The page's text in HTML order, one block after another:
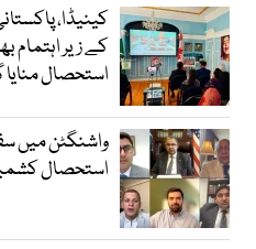
کینیڈا،
کے زیر اہتمام
استحصال منایا
واشنگٹن میں
استحصال